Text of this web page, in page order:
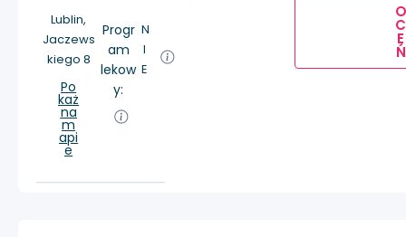
Lublin,
Jaczews
kiego 8
Po
każ
na
m
api
e
Progr
am
lekow
y:
N
I
E
O
C
E
Ń